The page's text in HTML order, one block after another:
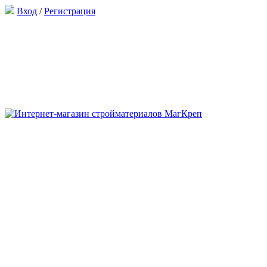
Вход /Регистрация